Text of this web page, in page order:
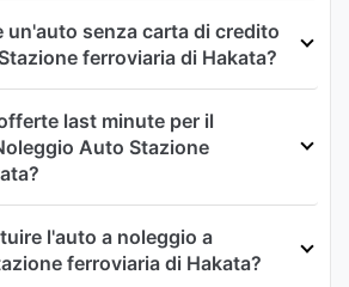
un'auto senza carta di credito
ferroviaria di Hakata?
last minute per il
Auto Stazione
l'auto a noleggio a
ferroviaria di Hakata?